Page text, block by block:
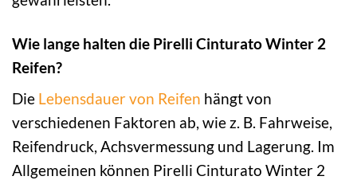
Wie lange halten die Pirelli Cinturato Winter 2
Reifen?
Die Lebensdauer von Reifen hängt von
verschiedenen Faktoren ab, wie z. B. Fahrweise,
Reifendruck, Achsvermessung und Lagerung. Im
Allgemeinen können Pirelli Cinturato Winter 2